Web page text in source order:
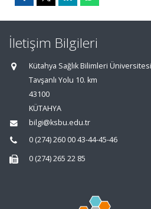
İletişim Bilgileri
Kütahya Sağlık Bilimleri
Tavşanlı Yolu 10. km
43100
KÜTAHYA
bilgi@ksbu.edu.tr
0 (274) 260 00 43-44-45-46
0 (274) 265 22 85